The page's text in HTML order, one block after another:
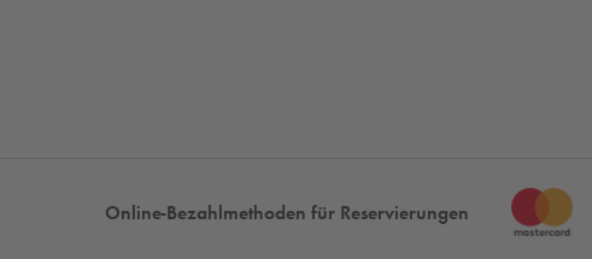
Online-Bezahlmethoden für Reservierungen